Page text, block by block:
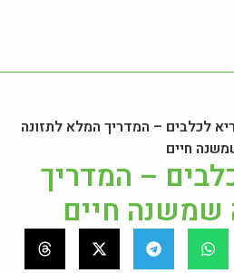
לכלבים – המדריך המלא לתזונה
חיים
– המדריך
שמשנה חיים